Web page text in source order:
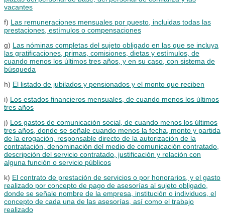
vacantes
f) Las remuneraciones mensuales por puesto, incluidas todas las
prestaciones, estímulos o compensaciones
g) Las nóminas completas del sujeto obligado en las que se incluya
las gratificaciones, primas, comisiones, dietas y estímulos, de
cuando menos los últimos tres años, y en su caso, con sistema de
búsqueda
h) El listado de jubilados y pensionados y el monto que reciben
i) Los estados financieros mensuales, de cuando menos los últimos
tres años
j) Los gastos de comunicación social, de cuando menos los últimos
tres años, donde se señale cuando menos la fecha, monto y partida
de la erogación, responsable directo de la autorización de la
contratación, denominación del medio de comunicación contratado,
descripción del servicio contratado, justificación y relación con
alguna función o servicio públicos
k) El contrato de prestación de servicios o por honorarios, y el gasto
realizado por concepto de pago de asesorías al sujeto obligado,
donde se señale nombre de la empresa, institución o individuos, el
concepto de cada una de las asesorías, así como el trabajo
realizado